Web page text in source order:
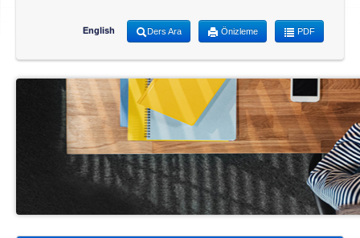
English Ders Ara Önizleme PDF